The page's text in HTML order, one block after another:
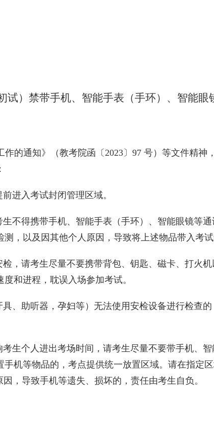
试）禁带手机、智能手表（手环）、智能
作的通知》（教考院函〔2023〕97号）等文件精神
进入考试封闭管理区域。
不得携带手机、智能手表（手环）、智能眼镜等
，以及因其他个人原因，导致将上述物品带入考
，请考生尽量不要携带背包、钥匙、磁卡、打火
和进程，耽误入场参加考试。
、助听器，孕妇等）无法使用安检设备进行检查
生个人进出考场时间，请考生尽量不要带手机、
机等物品的，考点提供统一放置区域。请在指定
，导致手机等遗失、损坏的，责任由考生自负。